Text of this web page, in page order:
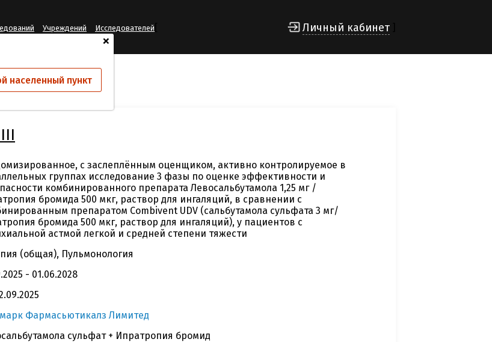
+
населенный пункт
Учреждений Исследователей Личный кабинет
2023/004/III
с заслеплённым оценщиком, активно контролируемое в
группах исследование 3 фазы по оценке эффективности и
комбинированного препарата Левосальбутамола 1,25 мг /
бромида 500 мкг, раствор для ингаляций, в сравнении с
препаратом Combivent UDV (сальбутамола сульфата 3 мг/
бромида 500 мкг, раствор для ингаляций), у пациентов с
астмой легкой и средней степени тяжести
(общая), Пульмонология
- 01.06.2028
Фармасьютикалз Лимитед
сульфат + Ипратропия бромид